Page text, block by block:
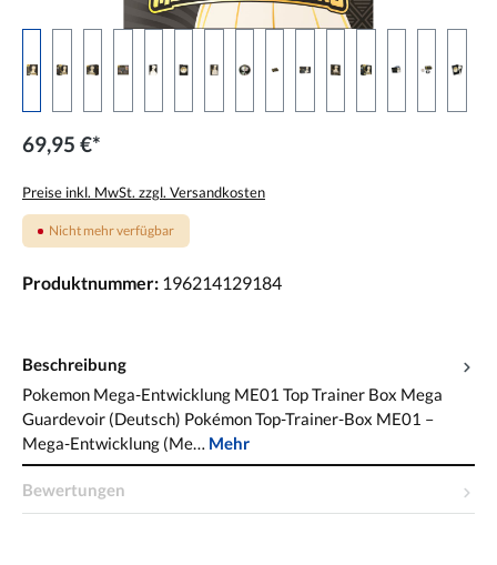
69,95 €*
Preise inkl. MwSt. zzgl. Versandkosten
Nicht mehr verfügbar
Produktnummer: 196214129184
Beschreibung
Pokemon Mega-Entwicklung ME01 Top Trainer Box Mega
Guardevoir (Deutsch) Pokémon Top-Trainer-Box ME01 –
Mega-Entwicklung (Me… Mehr
Bewertungen